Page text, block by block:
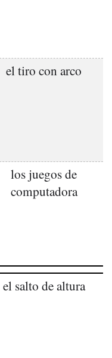
el tiro con arco
los juegos de
computadora
el salto de altura